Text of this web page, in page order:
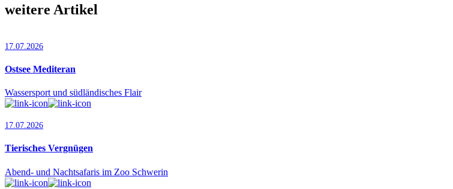
weitere Artikel
17.07.2026
Ostsee Mediteran
Wassersport und südländisches Flair
17.07.2026
Tierisches Vergnügen
Abend- und Nachtsafaris im Zoo Schwerin